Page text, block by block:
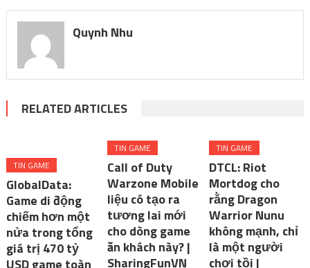
Quynh Nhu
RELATED ARTICLES
TIN GAME
GlobalData:
Game di động
chiếm hơn một
nửa trong tổng
giá trị 470 tỷ
USD game toàn
TIN GAME
Call of Duty
Warzone Mobile
liệu có tạo ra
tương lai mới
cho dòng game
ăn khách này? |
SharingFunVN
TIN GAME
DTCL: Riot
Mortdog cho
rằng Dragon
Warrior Nunu
không mạnh, chỉ
là một người
chơi tồi |